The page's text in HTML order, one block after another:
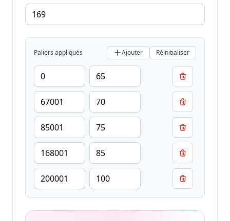
Paliers appliqués Ajouter Réinitialiser